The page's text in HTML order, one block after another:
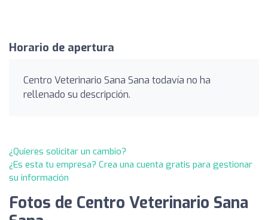
Horario de apertura
Centro Veterinario Sana Sana todavía no ha
rellenado su descripción.
¿Quieres solicitar un cambio?
¿Es esta tu empresa? Crea una cuenta gratis para gestionar
su información
Fotos de Centro Veterinario Sana